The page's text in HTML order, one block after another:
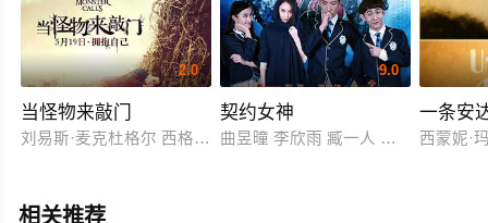
2.0
当怪物来敲门
刘易斯·麦克杜格尔 西格妮·韦弗 菲丽希缇·琼斯 连姆·尼森 托比
9.0
契约女神
曲昱曈 李欣雨 臧一人 赵伲僮 吕婉春
一条安
西蒙妮·
相关推荐